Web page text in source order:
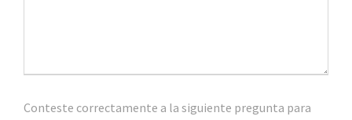
Conteste correctamente a la siguiente pregunta para